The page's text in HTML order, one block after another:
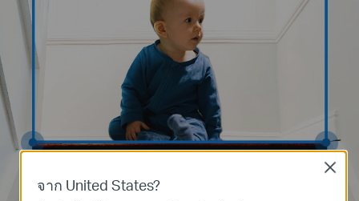
จาก United States?
Close